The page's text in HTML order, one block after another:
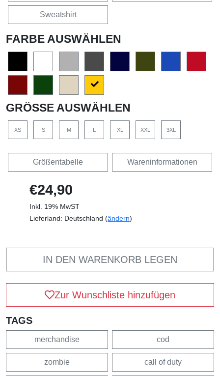
Sweatshirt
FARBE AUSWÄHLEN
GRÖSSE AUSWÄHLEN
XS S M XL XXL 3XL
Größentabelle Wareninformationen
€24,90
Inkl. 19% MwST
Lieferland: Deutschland (ändern)
IN DEN WARENKORB LEGEN
Zur Wunschliste hinzufügen
TAGS
merchandise cod
zombie call of duty